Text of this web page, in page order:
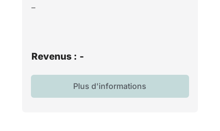
–
Revenus : -
Plus d'informations